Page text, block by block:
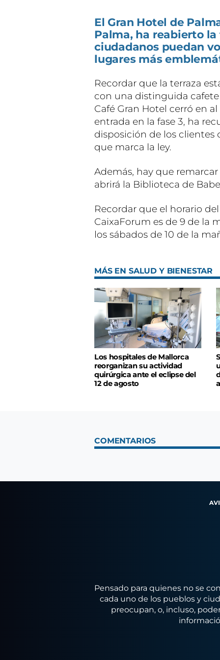
El Gran Hotel de
Palma, ha reabierto
ciudadanos puedan
lugares más
Recordar que la terraza
con una distinguida
Café Gran Hotel cerró en
entrada en la fase 3, ha
disposición de los clientes
que marca la ley.
Además, hay que
abrirá la Biblioteca de
Recordar que el horario
CaixaForum es de 9 de la
los sábados de 10 de la
MÁS EN SALUD Y BIENESTAR
Los hospitales de Mallorca
reorganizan su actividad
quirúrgica ante el eclipse del
12 de agosto
COMENTARIOS
Pensado para quienes no se
cada uno de los pueblos y
preocupan, o, incluso,